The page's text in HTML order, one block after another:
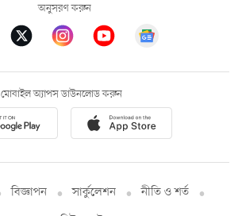
অনুসরণ করুন
মোবাইল অ্যাপস ডাউনলোড করুন
বিজ্ঞাপন সার্কুলেশন
নীতি ও শর্ত